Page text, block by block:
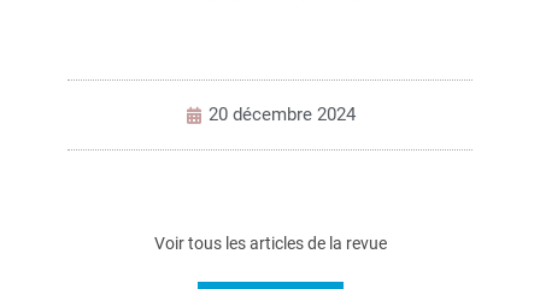
20 décembre 2024
Voir tous les articles de la revue